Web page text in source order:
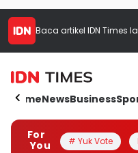
Baca artikel IDN Times
HomeNewsBusiness
For
You
# Yuk Vote